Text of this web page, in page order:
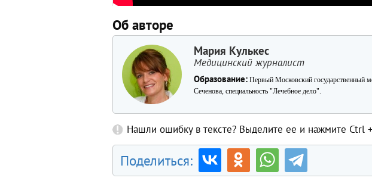
Об авторе
Мария Кулькес
Медицинский журналист
Образование: Первый Московский государственный
Сеченова, специальность "Лечебное дело".
Нашли ошибку в тексте? Выделите ее и нажмите Ctrl
Поделиться: